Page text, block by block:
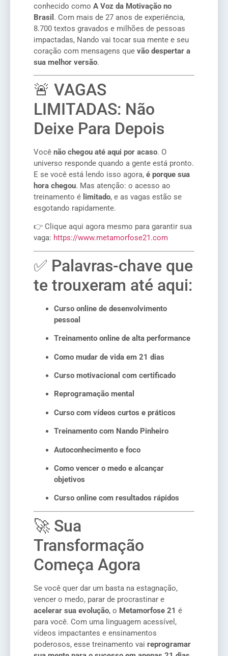
conhecido como A Voz da Motivação no
Brasil . Com mais de 27 anos de experiência,
8.700 textos gravados e milhões de pessoas
impactadas, Nando vai tocar sua mente e seu
coração com mensagens que vão despertar a
sua melhor versão.
🚨 VAGAS
LIMITADAS: Não
Deixe Para Depois
Você não chegou até aqui por acaso. O
universo responde quando a gente está pronto.
E se você está lendo isso agora, é porque sua
hora chegou. Mas atenção: o acesso ao
treinamento é limitado, e as vagas estão se
esgotando rapidamente.
👉 Clique aqui agora mesmo para garantir sua
vaga: https://www.metamorfose21.com
✅ Palavras-chave que
te trouxeram até aqui:
Curso online de desenvolvimento
pessoal
Treinamento online de alta performance
Como mudar de vida em 21 dias
Curso motivacional com certificado
Reprogramação mental
Curso com vídeos curtos e práticos
Treinamento com Nando Pinheiro
Autoconhecimento e foco
Como vencer o medo e alcançar
objetivos
Curso online com resultados rápidos
🚀 Sua
Transformação
Começa Agora
Se você quer dar um basta na estagnação,
vencer o medo, parar de procrastinar e
acelerar sua evolução, o Metamorfose 21 é
para você. Com uma linguagem acessível,
vídeos impactantes e ensinamentos
poderosos, esse treinamento vai reprogramar